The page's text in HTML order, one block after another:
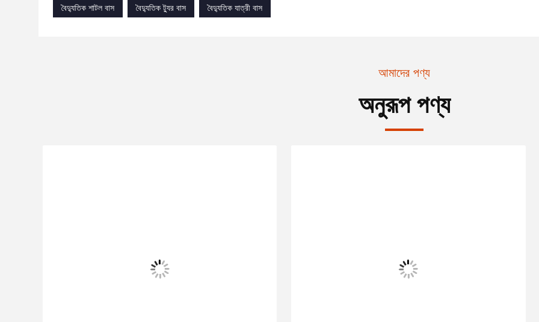
বৈদ্যুতিক শাটল বাস
বৈদ্যুতিক ট্যুর বাস বৈদ্যুতিক যাত্রী বাস
আমাদের পণ্য
অনুরূপ পণ্য